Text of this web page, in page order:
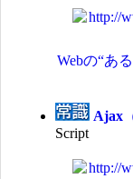
Webの“あ
Ajax
Script